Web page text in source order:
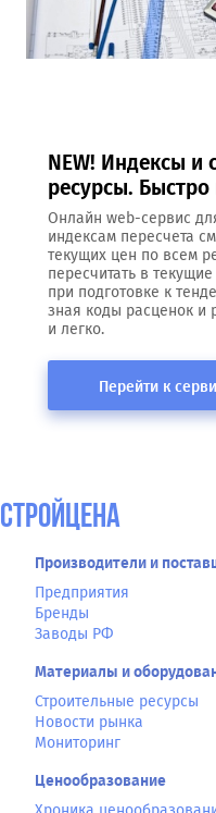
NEW! Индексы и
ресурсы. Быстро
Онлайн web-сервис
индексам пересчета
текущих цен по всем
пересчитать в
при подготовке к
зная коды расценок и
и легко.
Перейти к
СтройЦена
Производители и
Предприятия
Бренды
Заводы РФ
Материалы и
Строительные ресурсы
Новости рынка
Мониторинг
Ценообразование